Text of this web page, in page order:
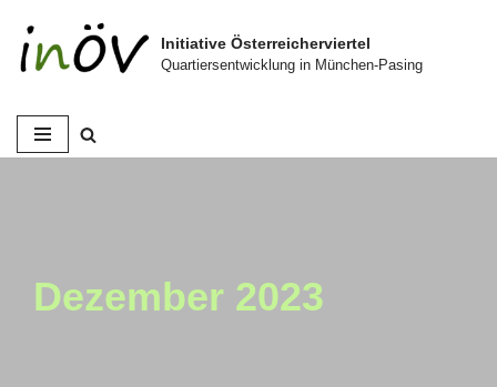
Zum
Initiative Österreicherviertel
Quartiersentwicklung in München-Pasing
Dezember 2023